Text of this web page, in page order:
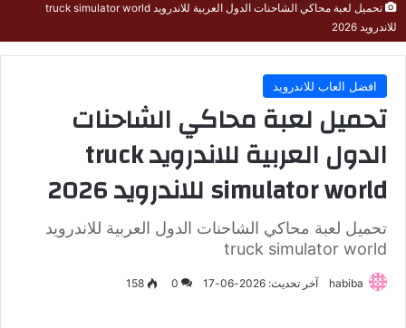
تحميل لعبة محاكي الشاحنات الدول العربية للاندرويد truck simulator world
للاندرويد 2026
افضل العاب للاندرويد
تحميل لعبة محاكي الشاحنات
الدول العربية للاندرويد truck
simulator world للاندرويد 2026
تحميل لعبة محاكي الشاحنات الدول العربية للاندرويد
truck simulator world
habiba آخر تحديث: 2026-06-17 0
158